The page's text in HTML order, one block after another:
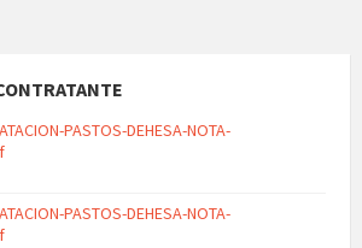
PASTOS-DEHESA-NOTA-
PASTOS-DEHESA-NOTA-